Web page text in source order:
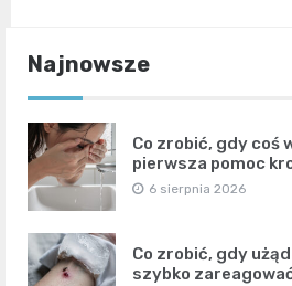
Najnowsze
Co zrobić, gdy coś
pierwsza pomoc
6 sierpnia 2026
Co zrobić, gdy
szybko